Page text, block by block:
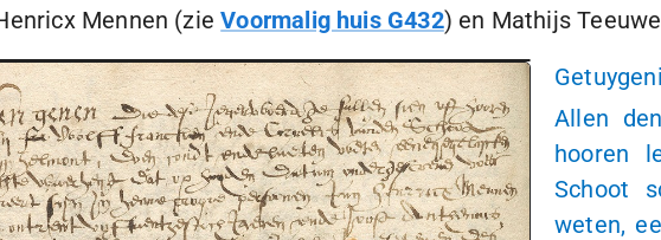
Mennen (zieVoormalig huis G432) en Mathijs
Allen
hooren
Schoot
weten,